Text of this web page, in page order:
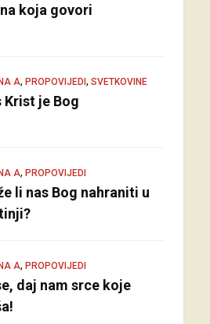
koja govori
A, PROPOVIJEDI, SVETKOVINE
Krist je Bog
A, PROPOVIJEDI
li nas Bog nahraniti u
A, PROPOVIJEDI
daj nam srce koje